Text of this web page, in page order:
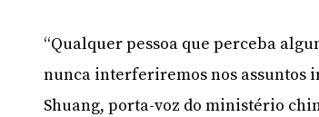
“Qualquer pessoa que perceba
nunca interferiremos nos assuntos
Shuang, porta-voz do ministério